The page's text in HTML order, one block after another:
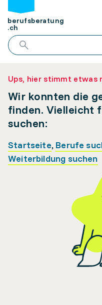
berufsberatung
.ch
Ups, hier stimmt etwas
Wir konnten die
finden. Vielleicht
suchen:
Startseite, Berufe
Weiterbildung suchen